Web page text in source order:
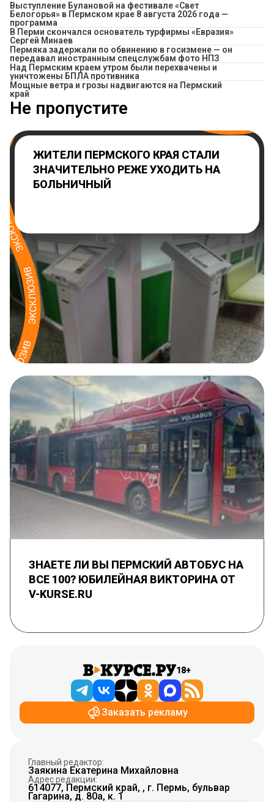
Выступление Булановой на фестивале «Свет
Белогорья» в Пермском крае 8 августа 2026 года —
программа
В Перми скончался основатель турфирмы «Евразия»
Сергей Минаев
Пермяка задержали по обвинению в госизмене — он
передавал иностранным спецслужбам фото НПЗ
Над Пермским краем утром были перехвачены и
уничтожены БПЛА противника
Мощные ветра и грозы надвигаются на Пермский
край
Не пропустите
ЖИТЕЛИ ПЕРМСКОГО КРАЯ СТАЛИ
ЗНАЧИТЕЛЬНО РЕЖЕ УХОДИТЬ НА
БОЛЬНИЧНЫЙ
ЗНАЕТЕ ЛИ ВЫ ПЕРМСКИЙ АВТОБУС НА
ВСЕ 100? ЮБИЛЕЙНАЯ ВИКТОРИНА ОТ
V-KURSE.RU
18+
Заказать рекламу
Главный редактор:
Заякина Екатерина Михайловна
Адрес редакции:
614077, Пермский край, , г. Пермь, бульвар
Гагарина, д. 80а, к. 1